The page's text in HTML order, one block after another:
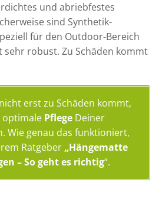
und abriebfestes
sind Synthetik-
für den Outdoor-Bereich
robust. Zu Schäden kommt
erst zu Schäden kommt,
optimale Pflege Deiner
Wie genau das funktioniert,
Ratgeber „Hängematte
– So geht es richtig“.